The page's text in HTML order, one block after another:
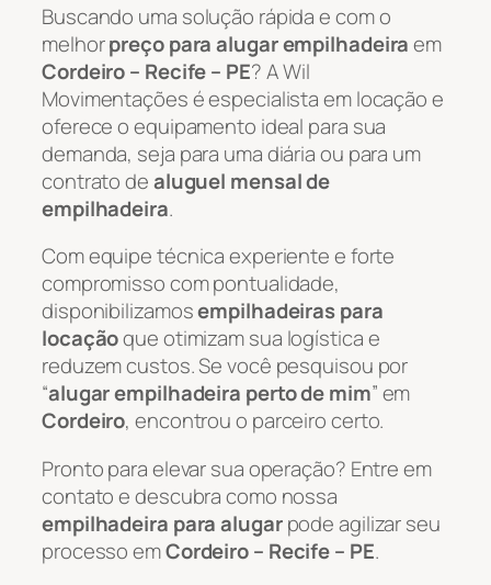
Buscando uma solução rápida e com o
melhorpreço para alugar empilhadeiraem
Cordeiro – Recife – PE? A Wil
Movimentações é especialista em locação e
oferece o equipamento ideal para sua
demanda, seja para uma diária ou para um
contrato dealuguel mensal de
empilhadeira.
Com equipe técnica experiente e forte
compromisso com pontualidade,
disponibilizamosempilhadeiras para
locaçãoque otimizam sua logística e
reduzem custos. Se você pesquisou por
“alugar empilhadeira perto de mim” em
Cordeiro, encontrou o parceiro certo.
Pronto para elevar sua operação? Entre em
contato e descubra como nossa
empilhadeira para alugarpode agilizar seu
processo emCordeiro – Recife – PE.